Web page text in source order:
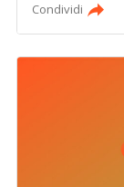
Condividi